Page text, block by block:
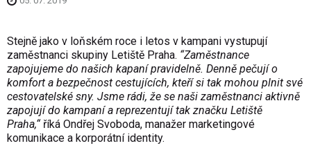
Stejně jako v loňském roce i letos v kampani vystupují
zaměstnanci skupiny Letiště Praha. “Zaměstnance
zapojujeme do našich kapaní pravidelně. Denně pečují o
komfort a bezpečnost cestujících, kteří si tak mohou plnit své
cestovatelské sny. Jsme rádi, že se naši zaměstnanci aktivně
zapojují do kampaní a reprezentují tak značku Letiště
Praha,“říká Ondřej Svoboda, manažer marketingové
komunikace a korporátní identity.